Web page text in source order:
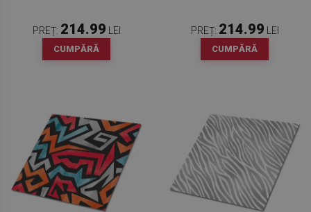
PREȚ: 214.99 LEI
CUMPĂRĂ
PREȚ: 214.99 LEI
CUMPĂRĂ